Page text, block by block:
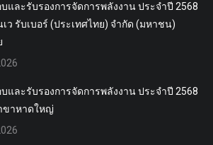
และรับรองการจัดการพลังงาน ประจำปี 2568
ว รับเบอร์ (ประเทศไทย) จำกัด (มหาชน)
และรับรองการจัดการพลังงาน ประจำปี 2568
ขาหาดใหญ่